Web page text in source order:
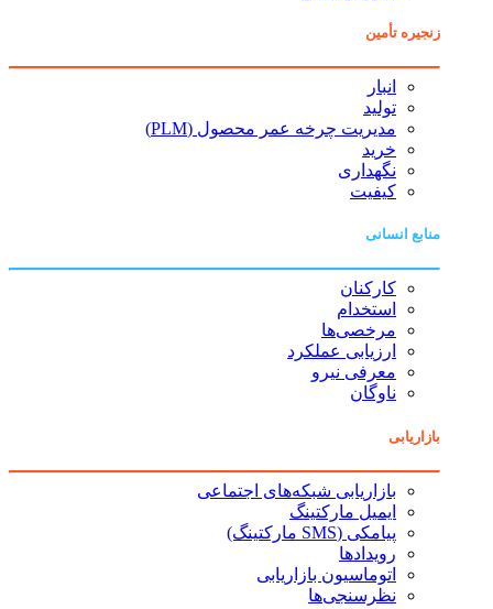
زنجیره تأمین
انبار
تولید
مدیریت چرخه عمر محصول (PLM)
خرید
نگهداری
کیفیت
منابع انسانی
کارکنان
استخدام
مرخصی‌ها
ارزیابی عملکرد
معرفی نیرو
ناوگان
بازاریابی
بازاریابی شبکه‌های اجتماعی
ایمیل مارکتینگ
پیامکی (SMS مارکتینگ)
رویدادها
اتوماسیون بازاریابی
نظرسنجی‌ها